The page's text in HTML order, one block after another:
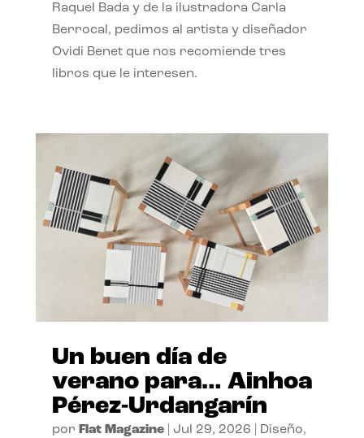
Raquel Bada y de la ilustradora Carla
Berrocal, pedimos al artista y diseñador
Ovidi Benet que nos recomiende tres
libros que le interesen.
Un buen día de
verano para… Ainhoa
Pérez-Urdangarín
por Flat Magazine| Jul 29, 2026 Diseño,